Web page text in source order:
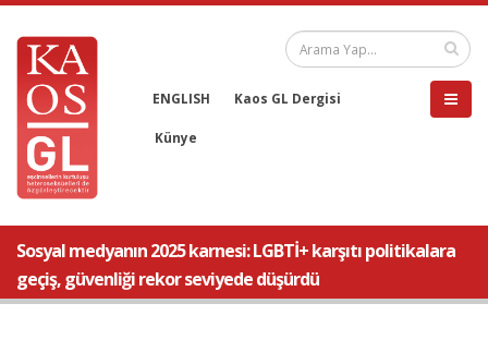
ENGLISH Kaos GL Dergisi
Künye
Sosyal medyanın 2025 karnesi: LGBTİ+ karşıtı politikalara
geçiş, güvenliği rekor seviyede düşürdü